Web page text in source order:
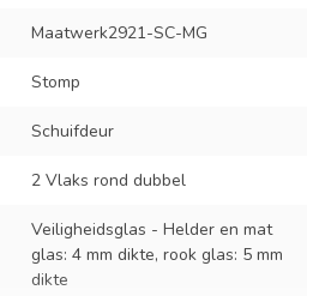
Maatwerk2921-SC-MG
Stomp
Schuifdeur
2 Vlaks rond dubbel
Veiligheidsglas - Helder en mat
glas: 4 mm dikte, rook glas: 5 mm
dikte